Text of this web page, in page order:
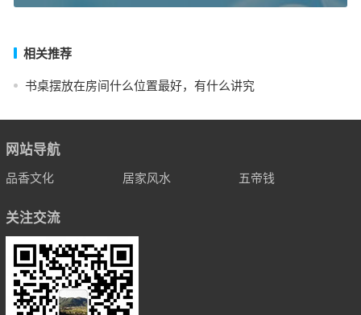
相关推荐
书桌摆放在房间什么位置最好，有什么讲究
网站导航
品香文化 居家风水 五帝钱
关注交流